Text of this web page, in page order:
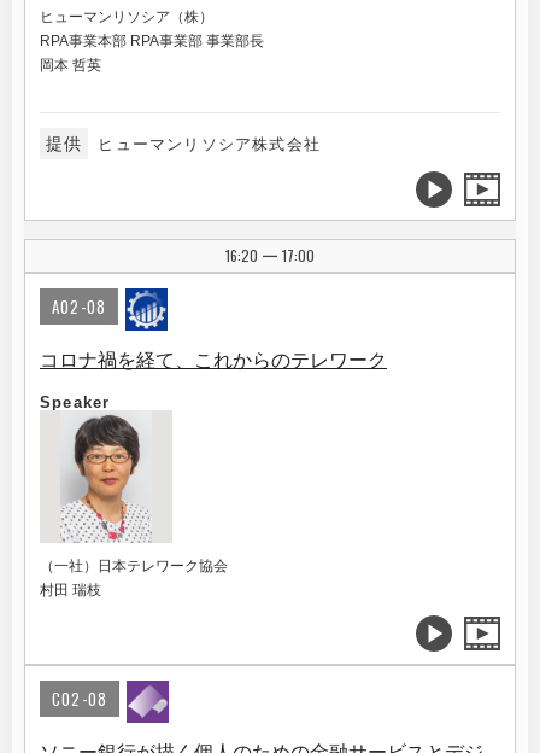
ヒューマンリソシア（株）
RPA事業本部 RPA事業部 事業部長
岡本 哲英
提供 ヒューマンリソシア株式会社
16:20 | 17:00
A02-08
コロナ禍を経て、これからのテレワーク
Speaker
（一社）日本テレワーク協会
村田 瑞枝
C02-08